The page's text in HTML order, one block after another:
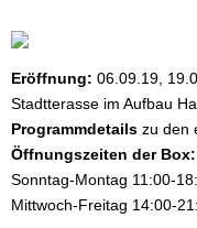
Eröffnung: 06.09.19,
Stadtterasse im Aufbau
Programmdetails zu den
Öffnungszeiten der Box:
Sonntag-Montag 11:00-
Mittwoch-Freitag 14:00-